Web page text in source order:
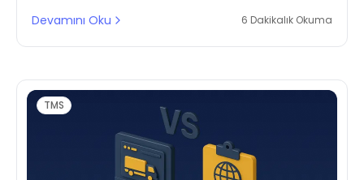
branding. Learn the features that drive operational
Devamını Oku 6 Dakikalık Okuma
TMS